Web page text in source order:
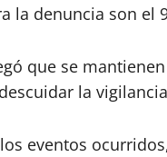
la denuncia son el
que se
la
eventos